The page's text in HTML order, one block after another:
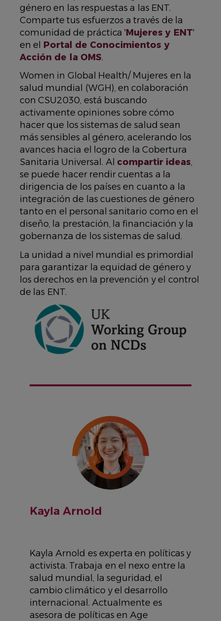
género en las respuestas a las ENT.
Comparte tus esfuerzos a través de la
comunidad de práctica 'Mujeres y ENT'
en el Portal de Conocimientos y
Acción de la OMS.
Women in Global Health/ Mujeres en la
salud mundial (WGH), en colaboración
con CSU2030, está buscando
activamente opiniones sobre cómo
hacer que los sistemas de salud sean
más sensibles al género, acelerando los
avances hacia el logro de la Cobertura
Sanitaria Universal. Al compartir ideas,
se puede hacer rendir cuentas a la
dirigencia de los países en cuanto a la
integración de las cuestiones de género
tanto en el personal sanitario como en el
diseño, la prestación, la financiación y la
gobernanza de los sistemas de salud.
La unidad a nivel mundial es primordial
para garantizar la equidad de género y
los derechos en la prevención y el control
de las ENT.
IMAGEN
IMAGEN
Kayla Arnold
Kayla Arnold es experta en políticas y
activista. Trabaja en el nexo entre la
salud mundial, la seguridad, el
cambio climático y el desarrollo
internacional. Actualmente es
asesora de políticas en Age